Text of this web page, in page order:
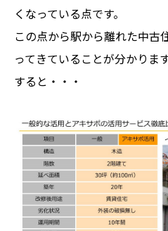
くなっている点です。
この点から駅から離れた中古
ってきていることが分かりま
すると・・・